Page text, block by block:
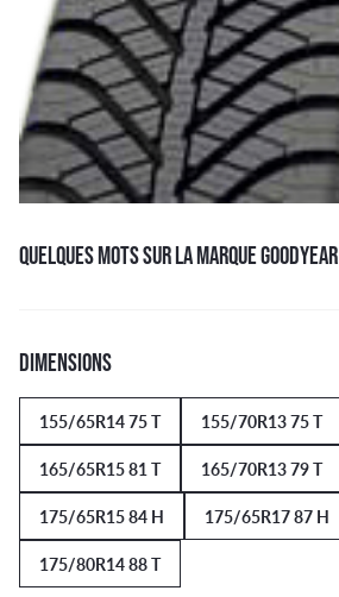
QUELQUES MOTS SUR LA MARQUE GOODYEAR
DIMENSIONS
155/65R14 75 T 155/70R13 75 T
165/65R15 81 T
165/70R13 79 T
175/65R15 84 H
175/65R17 87 H
175/80R14 88 T